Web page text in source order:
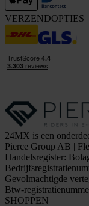
VERZENDOPTIES
24MX is een
Pierce Group AB |
Handelsregister:
Gevolmachtigde
Btw-
SHOPPEN